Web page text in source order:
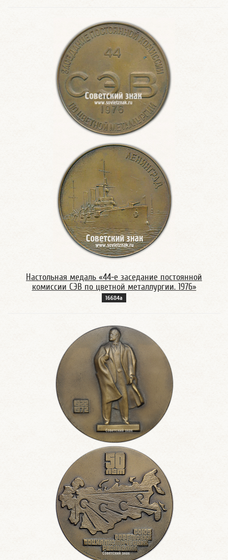
Настольная медаль «44-е заседание постоянной
комиссии СЭВ по цветной металлургии. 1976»
16684а